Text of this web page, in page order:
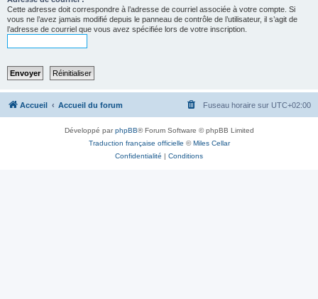
Cette adresse doit correspondre à l’adresse de courriel associée à votre compte. Si
vous ne l’avez jamais modifié depuis le panneau de contrôle de l’utilisateur, il s’agit de
l’adresse de courriel que vous avez spécifiée lors de votre inscription.
Accueil Accueil du forum Fuseau horaire sur UTC+02:00
Développé parphpBB® Forum Software © phpBB Limited
Traduction française officielle ©Miles Cellar
Confidentialité | Conditions